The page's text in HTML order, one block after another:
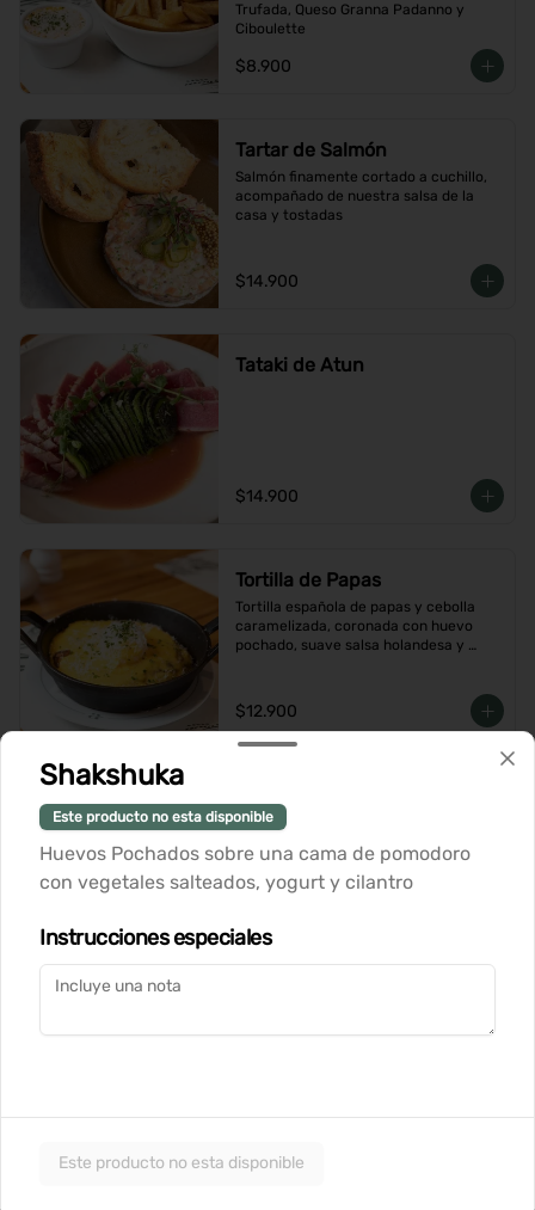
Trufada, Queso Granna Padanno y
Ciboulette
$8.900
Tartar de Salmón
Salmón finamente cortado a cuchillo,
acompañado de nuestra salsa de la
casa y tostadas
$14.900
Tataki de Atun
$14.900
Tortilla de Papas
Tortilla española de papas y cebolla
caramelizada, coronada con huevo
pochado, suave salsa holandesa y
$12.900
Wraps
Wrap de Pastrami
Tortilla suave con pastrami casero,
palta, lechuga crujiente y aceitunas.
Tortilla suave con pechuga de pollo,
Perfecto para una comida ligera y
Shakshuka
Este producto no esta disponible
Huevos Pochados sobre una cama de pomodoro
con vegetales salteados, yogurt y cilantro
Instrucciones especiales
Este producto no esta disponible